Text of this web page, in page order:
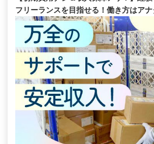
フリーランスを目指せる！働き方はアナ